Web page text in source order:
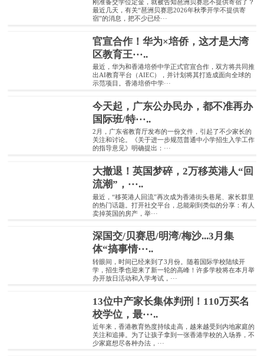
刚准备交学位定金，就被告知琶洲贝赛思不提供寄宿了？
最近几天，有关“琶洲贝赛思2026年秋季开学不提供寄
宿”的消息，把不少已经···
官宣合作！华为×培侨，这才是大湾
区教育王···..
最近，华为和香港培侨中学正式官宣合作，双方将共同推
出AI教育平台（AIEC），并计划将其打造成面向全球的
示范项目。香港培侨中学···
今天起，广东公办民办，都不准再办
国际班/特···..
2月，广东省教育厅发布的一份文件，引起了不少家长的
关注和讨论。《关于进一步规范普通中小学招生入学工作
的指导意见》明确提出：···
大撤退！英国梦碎，2万移英港人“回
流潮”，···..
最近，“移英港人回流”再次成为香港街头巷尾、家长群里
的热门话题。打开社交平台，总能刷到类似的分享：有人
卖掉英国的房产，举···
深国交/贝赛思/明湾/梅沙...3月集
体“搞事情···..
转眼间，时间已经来到了3月份。随着国际学校陆续开
学，招生季也迎来了新一轮的高峰！许多学校将在本月举
办开放日活动和入学考试，···
13位中产家长集体判刑！110万买名
校学位，最···..
近年来，香港教育热度持续走高，越来越受到内地家庭的
关注和追捧。为了让孩子拿到一张香港学校的入场券，不
少家庭想尽各种办法，···